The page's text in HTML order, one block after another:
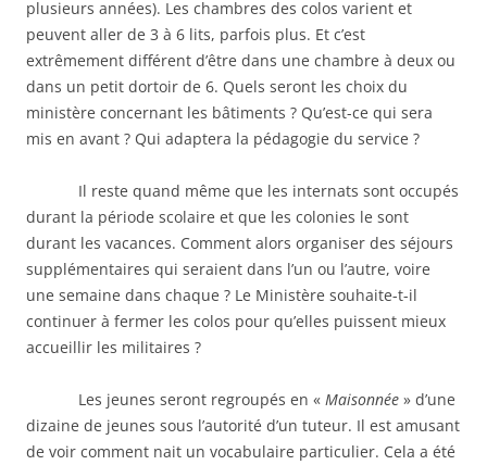
plusieurs années). Les chambres des colos varient et
peuvent aller de 3 à 6 lits, parfois plus. Et c’est
extrêmement différent d’être dans une chambre à deux ou
dans un petit dortoir de 6. Quels seront les choix du
ministère concernant les bâtiments ? Qu’est-ce qui sera
mis en avant ? Qui adaptera la pédagogie du service ?
Il reste quand même que les internats sont occupés
durant la période scolaire et que les colonies le sont
durant les vacances. Comment alors organiser des séjours
supplémentaires qui seraient dans l’un ou l’autre, voire
une semaine dans chaque ? Le Ministère souhaite-t-il
continuer à fermer les colos pour qu’elles puissent mieux
accueillir les militaires ?
Les jeunes seront regroupés en « Maisonnée » d’une
dizaine de jeunes sous l’autorité d’un tuteur. Il est amusant
de voir comment nait un vocabulaire particulier. Cela a été